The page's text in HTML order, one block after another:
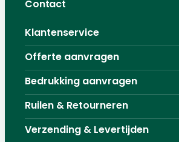
Contact
Klantenservice
Offerte aanvragen
Bedrukking aanvragen
Ruilen & Retourneren
Verzending & Levertijden